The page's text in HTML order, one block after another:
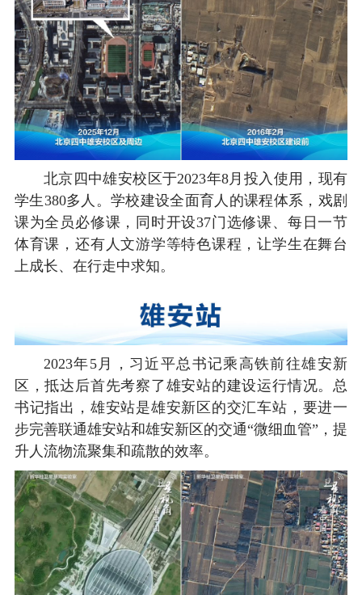
北京四中雄安校区于2023年8月投入使用，现有
学生380多人。学校建设全面育人的课程体系，戏剧
课为全员必修课，同时开设37门选修课、每日一节
体育课，还有人文游学等特色课程，让学生在舞台
上成长、在行走中求知。
2023年5月，习近平总书记乘高铁前往雄安新
区，抵达后首先考察了雄安站的建设运行情况。总
书记指出，雄安站是雄安新区的交汇车站，要进一
步完善联通雄安站和雄安新区的交通“微细血管”，提
升人流物流聚集和疏散的效率。